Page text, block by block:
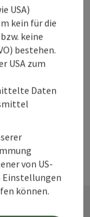
USA)
kein für die
keine
bestehen.
USA zum
Daten
von US-
Einstellungen
können.